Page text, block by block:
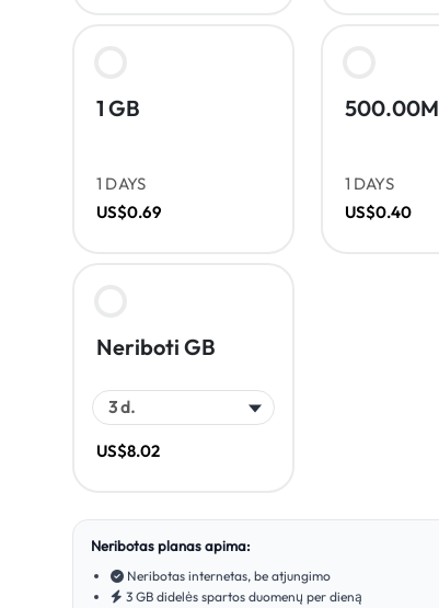
1 GB
1 DAYS
US$0.69
1 DAYS
US$0.40
Neriboti GB
US$8.02
Neribotas planas apima:
Neribotas internetas, be atjungimo
3 GB didelės spartos duomenų per dieną